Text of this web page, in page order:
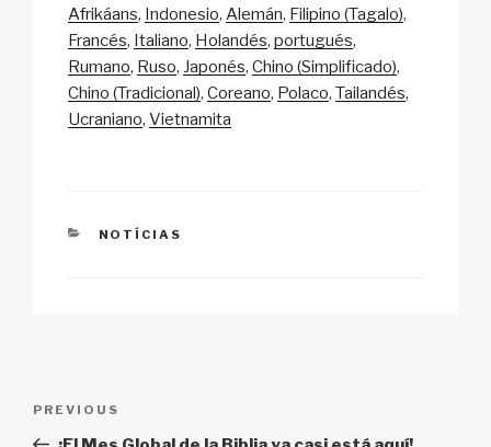
y
Li
n
e
b
o
s
A
p
p
c
h
Afrikáans
Indonesio Alemán Filipino (Tagalo)
Francés
Italiano Holandés portugués
Rumano Ruso Japonés Chino (Simplificado)
Chino (Tradicional) Coreano Polaco Tailandés
Ucraniano Vietnamita
CATEGORIES
NOTÍCIAS
Previous
Post
PREVIOUS